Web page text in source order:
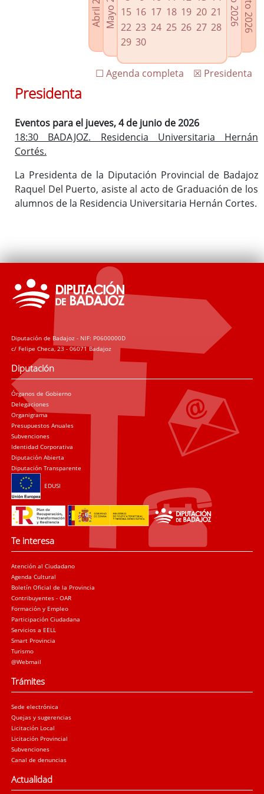
Agenda de Presidencia
Plenos provinciales y Juntas de gobierno
Oficina de Proyectos Europeos
15 16 17 18 19 20 21
22 23 24 25 26 27 28
29 30
☒ Presidenta
☐ Agenda completa
Presidenta
Eventos para el jueves, 4 de junio de 2026
18:30 BADAJOZ. Residencia Universitaria Hernán
Cortés.
La Presidenta de la Diputación Provincial de Badajoz
Raquel Del Puerto, asiste al acto de Graduación de los
alumnos de la Residencia Universitaria Hernán Cortes.
Diputación de Badajoz - NIF: P0600000D
c/ Felipe Checa, 23 - 06071 Badajoz
Diputación
Órganos de Gobierno
Delegaciones
Organigrama
Presupuestos Anuales
Subvenciones
Identidad Corporativa
Diputación Abierta
Diputación Transparente
EDUSI
Te interesa
Atención al Ciudadano
Agenda Cultural
Boletín Oficial de la Provincia
Contribuyentes - OAR
Formación y Empleo
Participación Ciudadana
Servicios a EELL
Smart Provincia
Turismo
@Webmail
Trámites
Sede electrónica
Quejas y sugerencias
Licitación Local
Licitación Provincial
Subvenciones
Canal de denuncias
Actualidad